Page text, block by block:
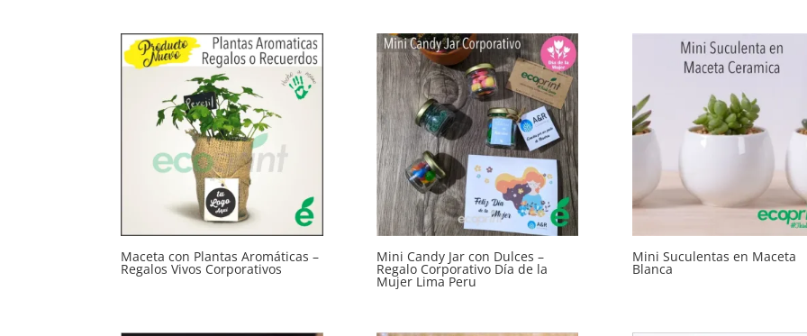
Maceta con Plantas Aromáticas –
Regalos Vivos Corporativos
Mini Candy Jar con Dulces –
Regalo Corporativo Día de la
Mujer Lima Peru
Mini Suculentas en Maceta
Blanca